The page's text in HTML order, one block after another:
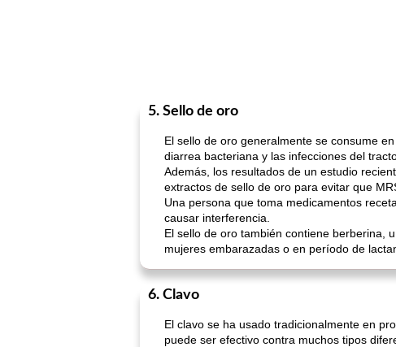
5. Sello de oro
El sello de oro generalmente se consume
diarrea bacteriana y las infecciones del
Además, los resultados de un estudio
extractos de sello de oro para evitar que
Una persona que toma medicamentos
causar interferencia.
El sello de oro también contiene berberina,
mujeres embarazadas o en período de
6. Clavo
El clavo se ha usado tradicionalmente en
puede ser efectivo contra muchos tipos